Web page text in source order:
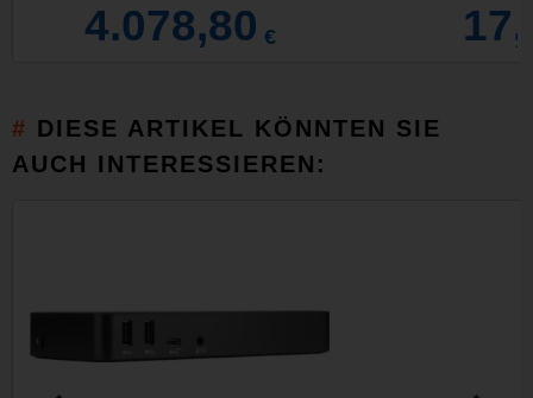
4.078,80 €
DIESE ARTIKEL KÖNNTEN SIE
AUCH INTERESSIEREN: